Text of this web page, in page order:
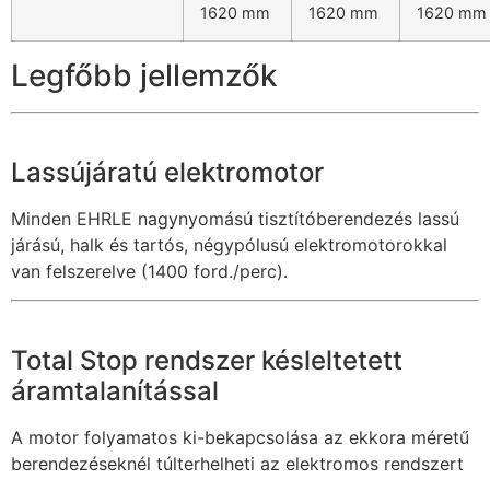
1620 mm
1620 mm
1620 mm
Legfőbb jellemzők
Lassújáratú elektromotor
Minden EHRLE nagynyomású tisztítóberendezés lassú
járású, halk és tartós, négypólusú elektromotorokkal
van felszerelve (1400 ford./perc).
Total Stop rendszer késleltetett
áramtalanítással
A motor folyamatos ki-bekapcsolása az ekkora méretű
berendezéseknél túlterhelheti az elektromos rendszert